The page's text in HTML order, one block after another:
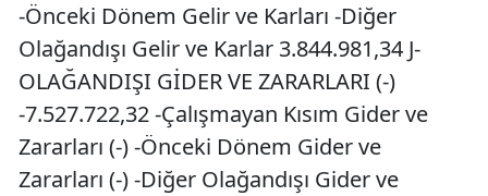
-Önceki Dönem Gelir ve Karları -Diğer
Olağandışı Gelir ve Karlar 3.844.981,34 J-
OLAĞANDIŞI GİDER VE ZARARLARI (-)
-7.527.722,32 -Çalışmayan Kısım Gider ve
Zararları (-) -Önceki Dönem Gider ve
Zararları (-) -Diğer Olağandışı Gider ve